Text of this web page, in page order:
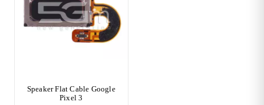
Speaker Flat Cable Google
Pixel 3